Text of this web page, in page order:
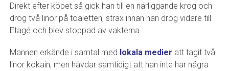
Direkt efter köpet så gick han till en närliggande krog och
drog två linor på toaletten, strax innan han drog vidare till
Etagé och blev stoppad av vakterna.
Mannen erkände i samtal med lokala medier att tagit två
linor kokain, men hävdar samtidigt att han inte har några